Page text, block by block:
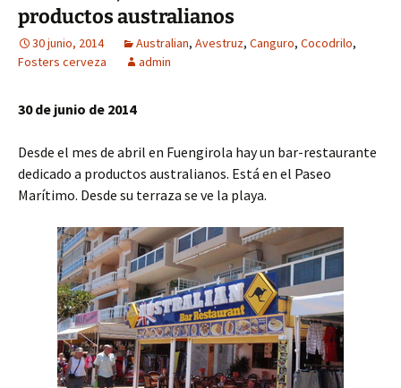
productos australianos
30 junio, 2014 Australian, Avestruz, Canguro, Cocodrilo,
Fosters cerveza
admin
30 de junio de 2014
Desde el mes de abril en Fuengirola hay un bar-restaurante
dedicado a productos australianos. Está en el Paseo
Marítimo. Desde su terraza se ve la playa.